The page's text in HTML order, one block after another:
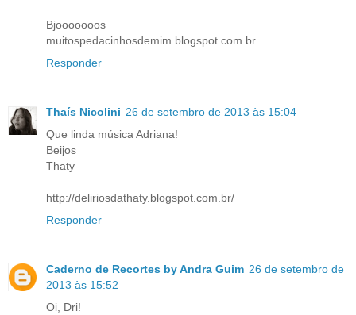
Bjooooooos
muitospedacinhosdemim.blogspot.com.br
Responder
Thaís Nicolini 26 de setembro de 2013 às 15:04
Que linda música Adriana!
Beijos
Thaty
http://deliriosdathaty.blogspot.com.br/
Responder
Caderno de Recortes by Andra Guim 26 de setembro de
2013 às 15:52
Oi, Dri!